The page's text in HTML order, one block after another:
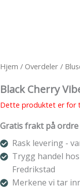
Hjem / Overdeler /
Black Cherry
Dette produktet er for
Gratis frakt på ordre
Rask levering -
Trygg handel
Fredrikstad
Merkene vi tar